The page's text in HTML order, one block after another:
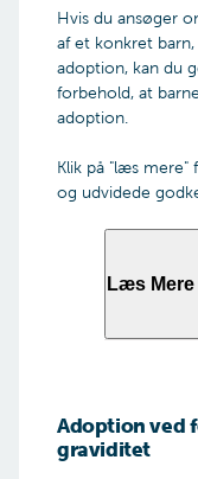
en
Hvis du ansøger
af et konkret
adoption, kan du
forbehold, at
adoption.
Klik på "læs
og udvidede
Læs Mere
ramme, er
Adoption ved
graviditet